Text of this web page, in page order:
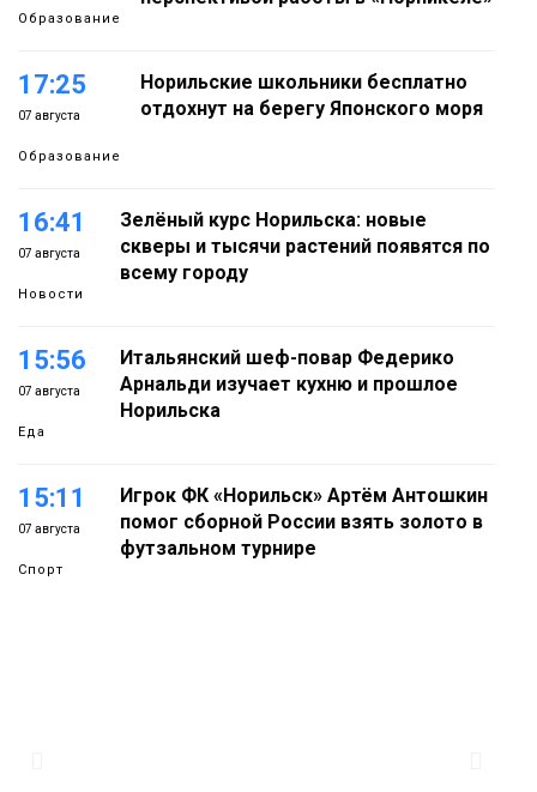
Образование
17:25
07 августа
Образование
Норильские школьники бесплатно
отдохнут на берегу Японского моря
16:41
07 августа
Новости
Зелёный курс Норильска: новые
скверы и тысячи растений появятся по
всему городу
15:56
07 августа
Еда
Итальянский шеф-повар Федерико
Арнальди изучает кухню и прошлое
Норильска
15:11
07 августа
Спорт
Игрок ФК «Норильск» Артём Антошкин
помог сборной России взять золото в
футзальном турнире